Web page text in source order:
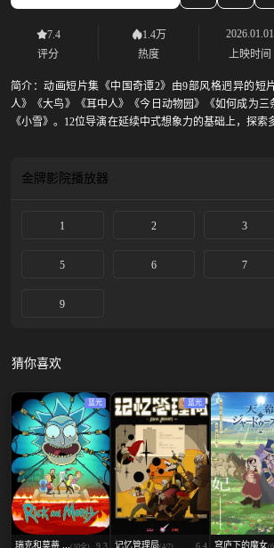
7.4
评分
1.4万
热度
2026.01.01
上映时间
简介：动画短片集《中国奇谭2》由9部风格迥异的短
人》《大鸟》《耳中人》《今日动物园》《如何成为三
《小雪》。12位导演在延续中式想象力的基础上，探索
金牌影院播放器
1 2 3
5 6 7
9
猜你喜欢
蓝光
瑞克和莫蒂 ... 9.3
蓝光
记忆管理局 6.4 穹庐下的魔女